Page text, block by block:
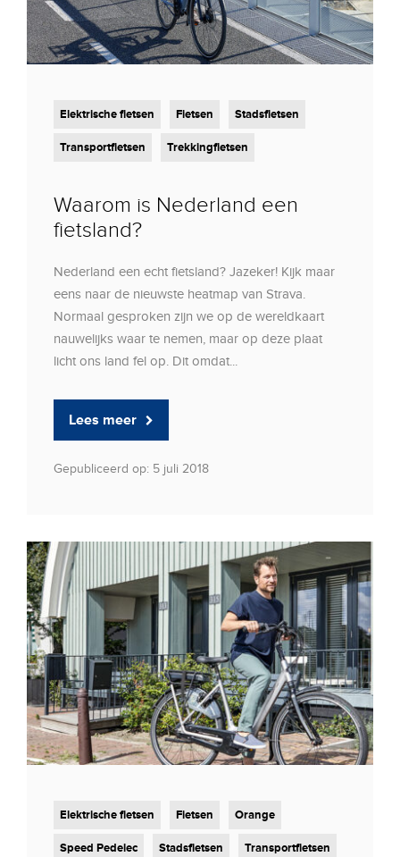
Elektrische fietsen Fietsen Stadsfietsen
Transportfietsen Trekkingfietsen
Waarom is Nederland een
fietsland?
Nederland een echt fietsland? Jazeker! Kijk maar
eens naar de nieuwste heatmap van Strava.
Normaal gesproken zijn we op de wereldkaart
nauwelijks waar te nemen, maar op deze plaat
licht ons land fel op. Dit omdat...
Lees meer
Gepubliceerd op: 5 juli 2018
Elektrische fietsen Fietsen Orange
Speed Pedelec Stadsfietsen Transportfietsen